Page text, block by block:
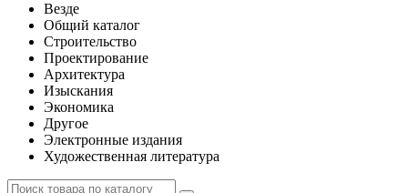
Везде
Общий каталог
Строительство
Проектирование
Архитектура
Изыскания
Экономика
Другое
Электронные издания
Художественная литература